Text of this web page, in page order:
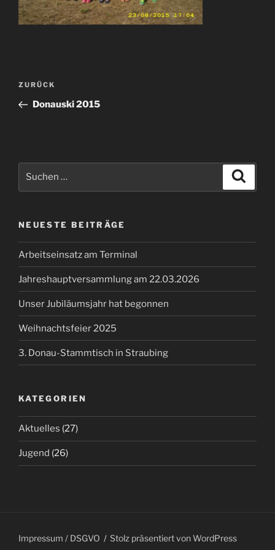
Beitragsnavigation
Vorheriger
Beitrag
ZURÜCK
Donauski 2015
NEUESTE BEITRÄGE
Arbeitseinsatz am Terminal
Jahreshauptversammlung am 22.03.2026
Unser Jubiläumsjahr hat begonnen
Weihnachtsfeier 2025
3. Donau-Stammtisch in Straubing
KATEGORIEN
Aktuelles (27)
Jugend (26)
Impressum / DSGVO Stolz präsentiert von WordPress